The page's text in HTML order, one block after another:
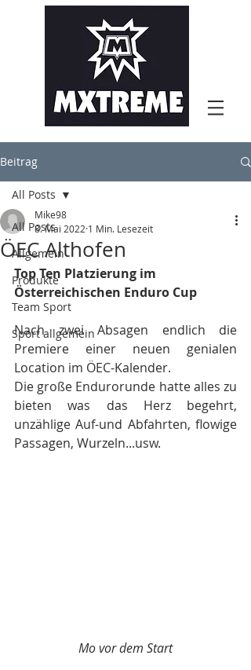
Beitrag
All Posts
Allgemein
Produkte
Team Sport
Sport allgemein
All Posts
ÖEC Althofen
Mike98
8. Mai 2022 1 Min. Lesezeit
Top Ten Platzierung im
Österreichischen Enduro Cup
Nach zwei Absagen endlich die
Premiere einer neuen genialen
Location im ÖEC-Kalender.
Die große Endurorunde hatte alles zu
bieten was das Herz begehrt,
unzählige Auf-und Abfahrten, flowige
Passagen, Wurzeln...usw.
Mo vor dem Start